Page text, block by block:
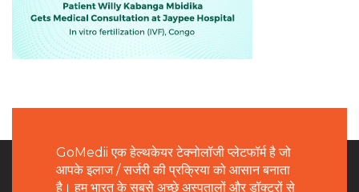
GoMedii एक हेल्थकेयर टेक्नोलॉजी प्लेटफॉर्म है जो
आपके इलाज / सर्जरी की प्रक्रिया को आसान बनाता
है। हम भारत के सबसे अच्छे अस्पतालों और डॉक्टरों से